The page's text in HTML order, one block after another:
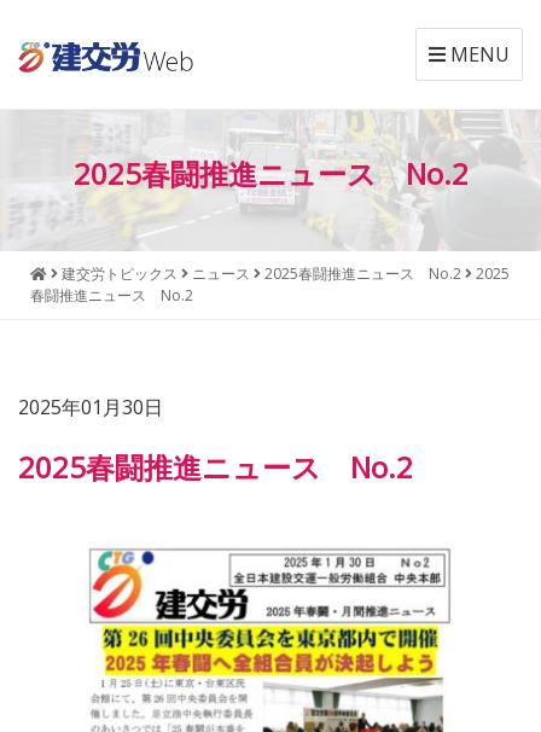
本
ン
メ
ジ
MENU
2025春闘推進ニュース No.2
建交労トピックス ニュース 2025春闘推進ニュース No.2
2025
春闘推進ニュース No.2
2025年01月30日
2025春闘推進ニュース No.2